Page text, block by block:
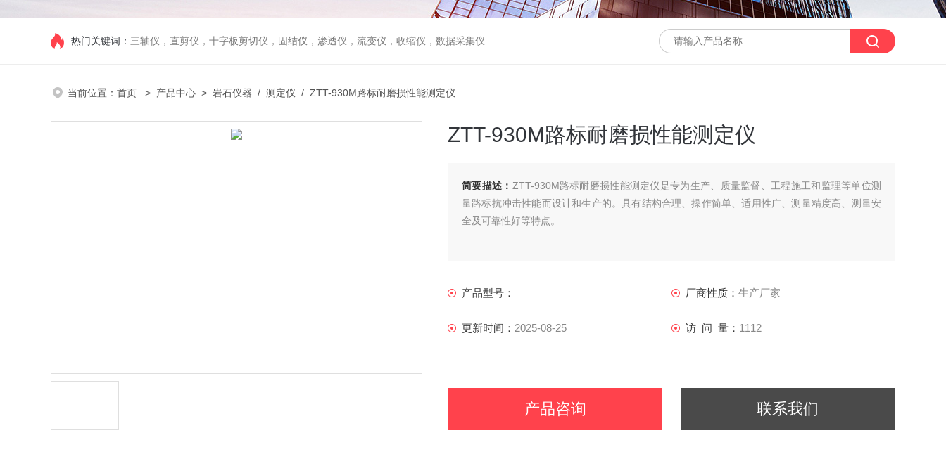
热门关键词： 三轴仪，直剪仪，十字板剪切仪，固结仪，渗透仪，流变仪，收缩仪，数据采集仪
当前位置： 首页 > 产品中心 > 岩石仪器 / 测定仪 / ZTT-930M路标耐磨损性能测定仪
ZTT-930M路标耐磨损性能测定仪
简要描述： ZTT-930M路标耐磨损性能测定仪是专为生产、质量监督、工程施工和监理等单位测
量路标抗冲击性能而设计和生产的。具有结构合理、操作简单、适用性广、测量精度高、测量安
全及可靠性好等特点。
产品型号： 厂商性质： 生产厂家
更新时间： 2025-08-25 访 问 量： 1112
产品咨询 联系我们